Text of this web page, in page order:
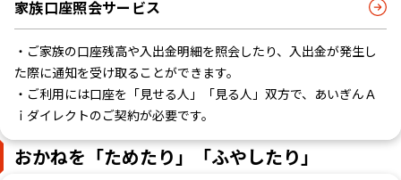
家族口座照会サービス
・ご家族の口座残高や入出金明細を照会したり、入出金が発生し
た際に通知を受け取ることができます。
・ご利用には口座を「見せる人」「見る人」双方で、あいぎんＡ
ｉダイレクトのご契約が必要です。
おかねを「ためたり」「ふやしたり」